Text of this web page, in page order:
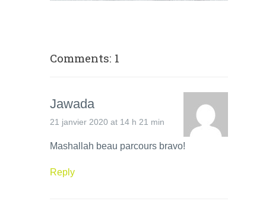
Comments: 1
Jawada
21 janvier 2020 at 14 h 21 min
Mashallah beau parcours bravo!
Reply